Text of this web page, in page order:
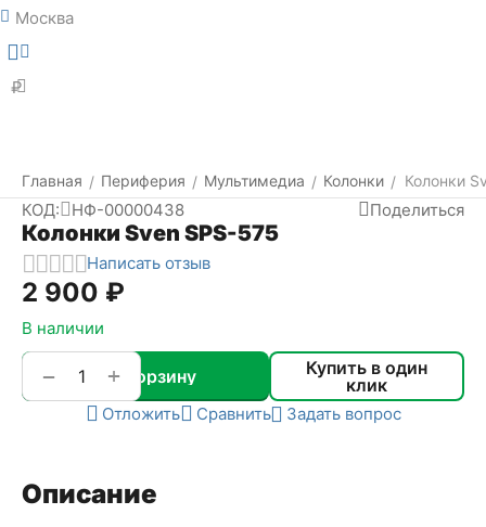
Москва
₽
Главная / Периферия / Мультимедиа / Колонки / Колонки
КОД: НФ-00000438 Поделиться
Колонки Sven SPS-575
Написать отзыв
2 900 ₽
В наличии
+
− В корзину
Купить в один
клик
Отложить Сравнить Задать вопрос
Описание